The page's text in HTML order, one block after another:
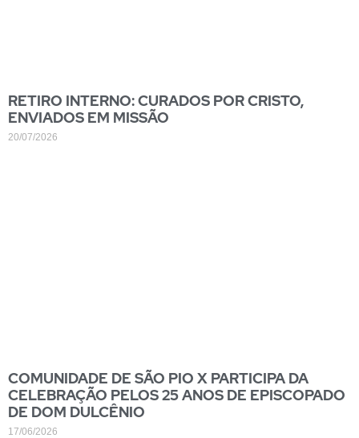
RETIRO INTERNO: CURADOS POR CRISTO,
ENVIADOS EM MISSÃO
20/07/2026
COMUNIDADE DE SÃO PIO X PARTICIPA DA
CELEBRAÇÃO PELOS 25 ANOS DE EPISCOPADO
DE DOM DULCÊNIO
17/06/2026